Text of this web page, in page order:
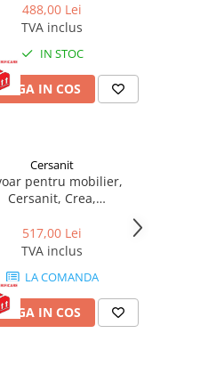
488,00 Lei
TVA inclus
IN STOC
IN COS
Cersanit
pentru mobilier,
Cersanit, Crea,
517,00 Lei
TVA inclus
LA COMANDA
IN COS